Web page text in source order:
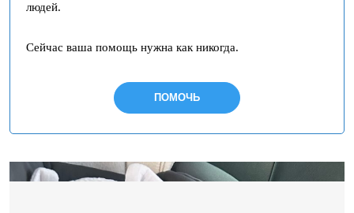
людей.
Сейчас ваша помощь нужна как никогда.
ПОМОЧЬ